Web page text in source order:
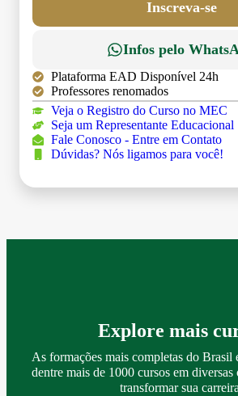
Inscreva-se
Infos pelo
Plataforma EAD Disponível 24h
Professores renomados
Veja o Registro do Curso no MEC
Seja um Representante Educacional
Fale Conosco - Entre em Contato
Dúvidas? Nós ligamos para você!
Explore mais
As formações mais completas do Brasil
dentre mais de 1000 cursos em diversas
transformar sua